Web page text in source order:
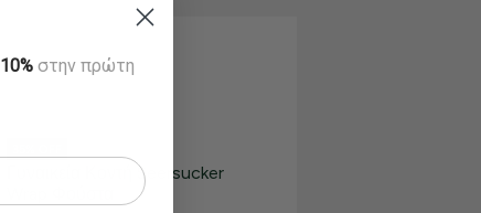
Γυναικεία Κοντή Seersucker
10% στην πρώτη